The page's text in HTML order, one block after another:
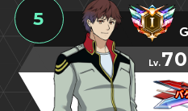
5
Lv.70
バ
バ
バ